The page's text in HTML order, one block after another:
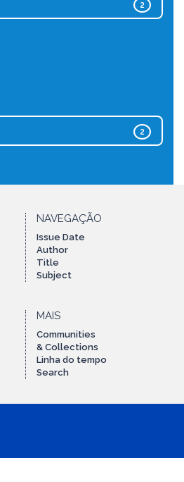
2
2
NAVEGAÇÃO
Issue Date
Author
Title
Subject
MAIS
Communities
& Collections
Linha do tempo
Search